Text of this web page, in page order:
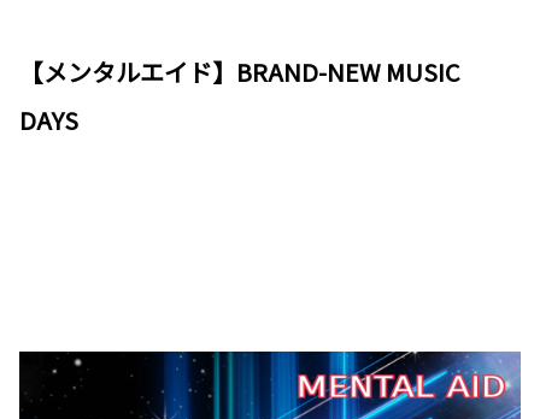
【メンタルエイド】BRAND-NEW MUSIC
DAYS